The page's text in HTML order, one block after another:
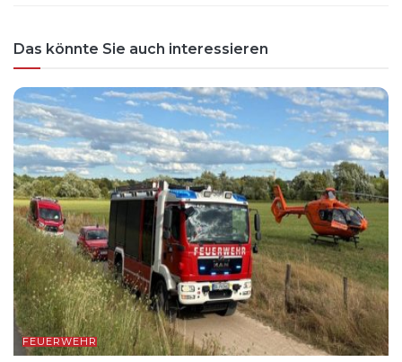
Das könnte Sie auch interessieren
FEUERWEHR